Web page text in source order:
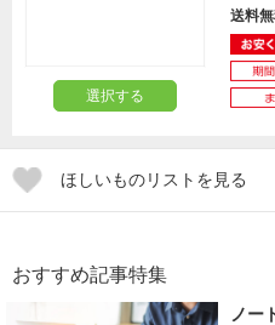
選択する
送料無
ほしいものリストを見る
おすすめ記事特集
ノー